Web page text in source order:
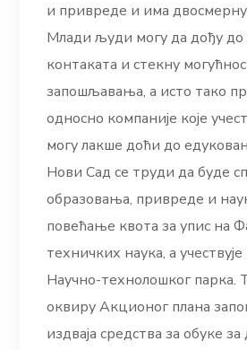
и привреде и има
Млади људи могу да дођу до
контаката и стекну
запошљавања, а исто тако
односно компаније које
могу лакше доћи до
Нови Сад се труди да буде
образовања, привреде и
повећање квота за упис на
техничких наука, а
Научно-технолошког парка.
оквиру Акционог плана
издваја средства за обуке